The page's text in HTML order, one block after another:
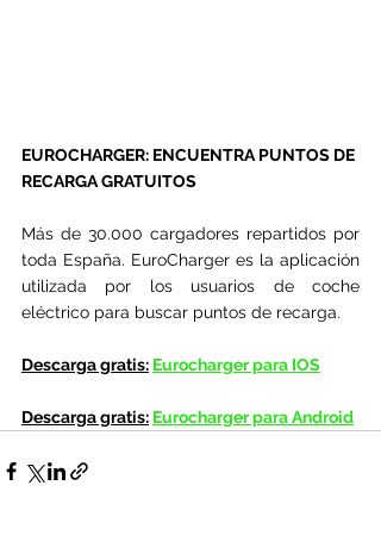
EUROCHARGER: ENCUENTRA PUNTOS DE
RECARGA GRATUITOS
Más de 30.000 cargadores repartidos por
toda España. EuroCharger es la aplicación
utilizada por los usuarios de coche
eléctrico para buscar puntos de recarga.
Descarga gratis: Eurocharger para IOS
Descarga gratis: Eurocharger para Android